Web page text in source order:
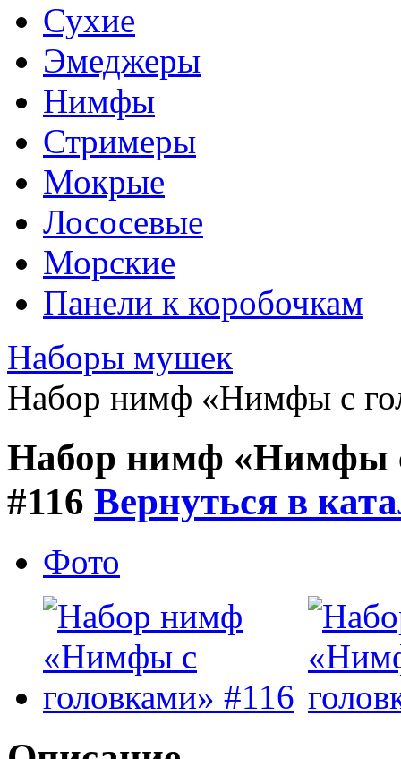
Сухие
Эмеджеры
Нимфы
Стримеры
Мокрые
Лососевые
Морские
Панели к коробочкам
Наборы мушек
Набор нимф «Нимфы с
Набор нимф «Нимфы
#116 Вернуться в
Фото